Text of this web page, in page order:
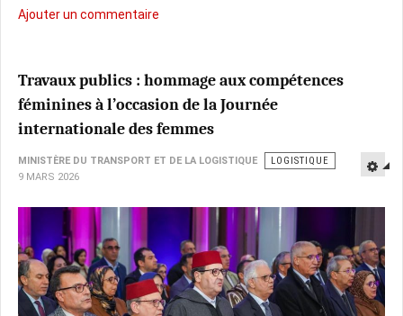
Ajouter un commentaire
Travaux publics : hommage aux compétences
féminines à l’occasion de la Journée
internationale des femmes
MINISTÈRE DU TRANSPORT ET DE LA LOGISTIQUE
LOGISTIQUE
9 MARS 2026